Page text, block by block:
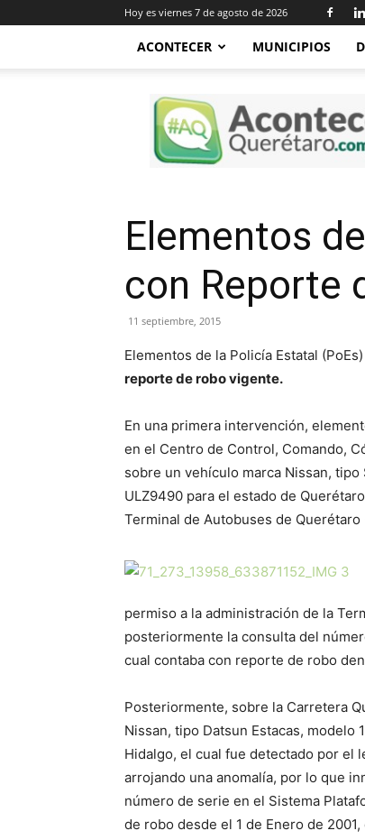
Hoy es viernes 7 de agosto de 2026
ACONTECER MUNICIPIOS
Acontecer
Querétaro
Elementos
con Reporte
11 septiembre, 2015
Elementos de la Policía Estatal
reporte de robo vigente.
En una primera intervención,
en el Centro de Control, Comando,
sobre un vehículo marca Nissan,
ULZ9490 para el estado de
Terminal de Autobuses de
permiso a la administración de la
posteriormente la consulta del
cual contaba con reporte de robo
Posteriormente, sobre la Carretera
Nissan, tipo Datsun Estacas, modelo
Hidalgo, el cual fue detectado por el
arrojando una anomalía, por lo que
número de serie en el Sistema
de robo desde el 1 de Enero de